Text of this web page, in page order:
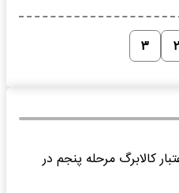
۲ ۳
کالابرگ مرحله پنجم در